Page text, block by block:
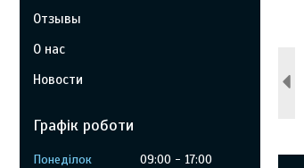
Отзывы
О нас
Новости
Графік роботи
Понеділок 09:00
17:00